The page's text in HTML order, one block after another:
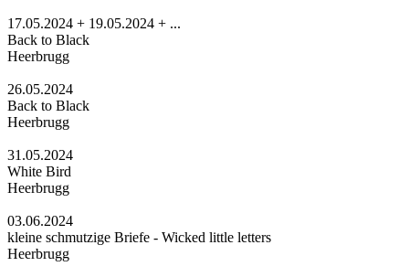
17.05.2024 + 19.05.2024 + ...
Back to Black
Heerbrugg
26.05.2024
Back to Black
Heerbrugg
31.05.2024
White Bird
Heerbrugg
03.06.2024
kleine schmutzige Briefe - Wicked little letters
Heerbrugg